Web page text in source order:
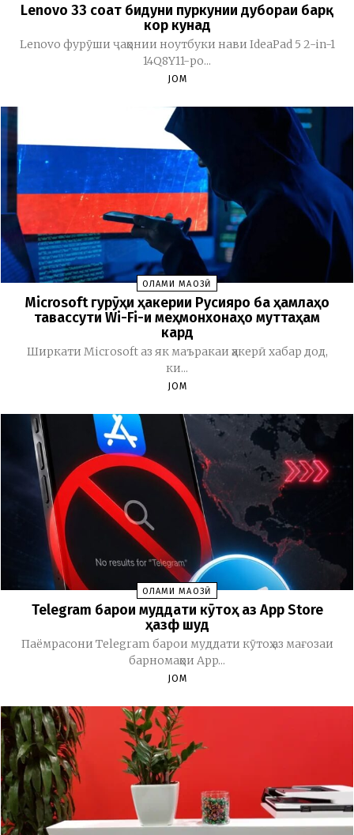
Lenovo 33 соат бидуни пуркунии дубораи барқ
кор кунад
Lenovo фурӯши ҷаҳонии ноутбуки нави IdeaPad 5 2-in-1
14Q8Y11-ро...
JOM
ОЛАМИ МАҶОЗӢ
Microsoft гурӯҳи ҳакерии Русияро ба ҳамлаҳо
тавассути Wi-Fi-и меҳмонхонаҳо муттаҳам
кард
Ширкати Microsoft аз як маъракаи ҳакерӣ хабар дод,
ки...
JOM
ОЛАМИ МАҶОЗӢ
Telegram барои муддати кӯтоҳ аз App Store
ҳазф шуд
Паёмрасони Telegram барои муддати кӯтоҳ аз мағозаи
барномаҳои App...
JOM